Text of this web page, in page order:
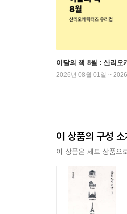
이달의 책 8월 : 산리오
2026년 08월 01일 ~
이 상품의 구성 소
이 상품은 세트 상품으